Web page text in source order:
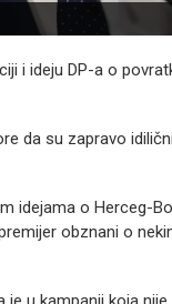
i ideju DP-a o
da su zapravo
idejama o Herceg-
obznani o